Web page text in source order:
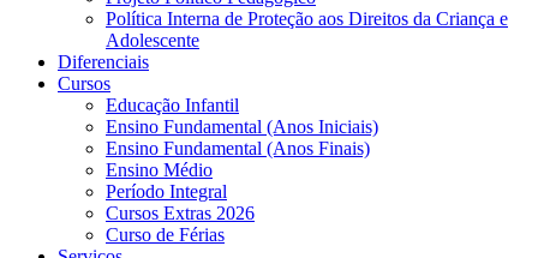
Política Interna de Proteção aos Direitos da Criança e
Adolescente
Diferenciais
Cursos
Educação Infantil
Ensino Fundamental (Anos Iniciais)
Ensino Fundamental (Anos Finais)
Ensino Médio
Período Integral
Cursos Extras 2026
Curso de Férias